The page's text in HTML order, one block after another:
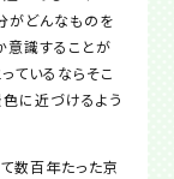
がどんなものを
意識することが
ているならそこ
に近づけるよう
数百年たった京